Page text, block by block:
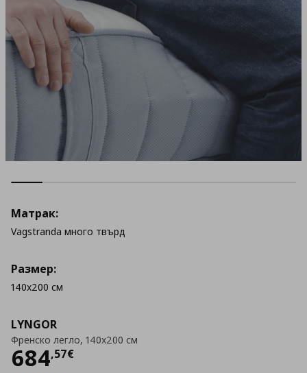
LYNGOR
Френско легло, 140x200 см
684,57€
Цена684,57 €
Матрак:
Vagstranda много твърд
Размер:
140x200 см